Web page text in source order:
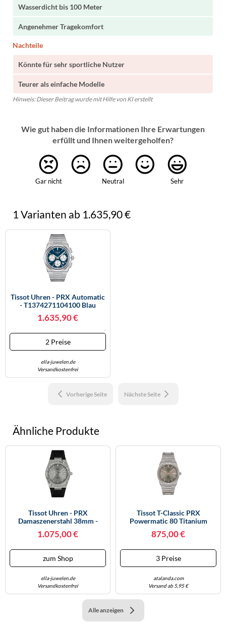
Wasserdicht bis 100 Meter
Angenehmer Tragekomfort
Nachteile
Könnte für sehr sportliche Nutzer
Teurer als einfache Modelle
Hinweis: Dieser Beitrag wurde mit Hilfe von KI erstellt
Wie gut haben die Informationen Ihre Erwartungen
erfüllt und Ihnen weitergeholfen?
Gar nicht Neutral Sehr
1 Varianten ab 1.635,90 €
Tissot Uhren - PRX Automatic
- T1374271104100 Blau
1.635,90 €
2 Preise
ella-juwelen.de
Versandkostenfrei
Vorherige Seite Nächste Seite
Ähnliche Produkte
Tissot Uhren - PRX
Damaszenerstahl 38mm -
1.075,00 €
zum Shop
ella-juwelen.de
Versandkostenfrei
Tissot T-Classic PRX
Powermatic 80 Titanium
875,00 €
3 Preise
atalanda.com
Versand ab 5,95 €
Alle anzeigen